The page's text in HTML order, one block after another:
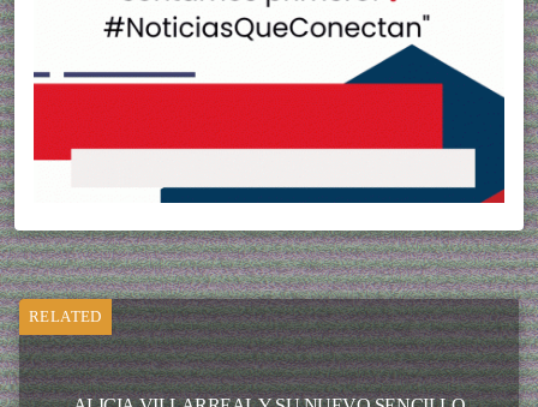
RELATED